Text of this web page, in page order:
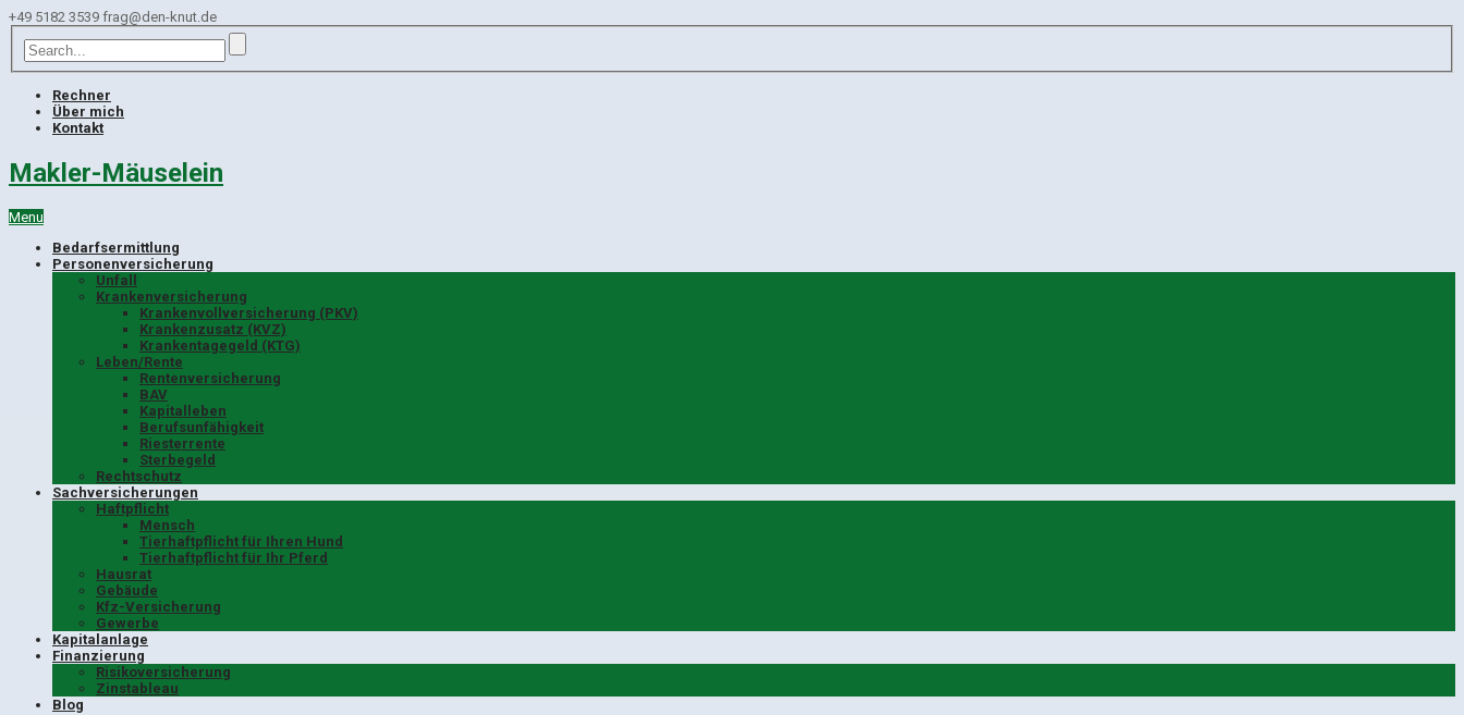
+49 5182 3539 frag@den-knut.de
Rechner
Über mich
Kontakt
Makler-Mäuselein
Menu
Bedarfsermittlung
Personenversicherung
Unfall
Krankenversicherung
Krankenvollversicherung (PKV)
Krankenzusatz (KVZ)
Krankentagegeld (KTG)
Leben/Rente
Rentenversicherung
BAV
Kapitalleben
Berufsunfähigkeit
Riesterrente
Sterbegeld
Rechtschutz
Sachversicherungen
Haftpflicht
Mensch
Tierhaftpflicht für Ihren Hund
Tierhaftpflicht für Ihr Pferd
Hausrat
Gebäude
Kfz-Versicherung
Gewerbe
Kapitalanlage
Finanzierung
Risikoversicherung
Zinstableau
Blog